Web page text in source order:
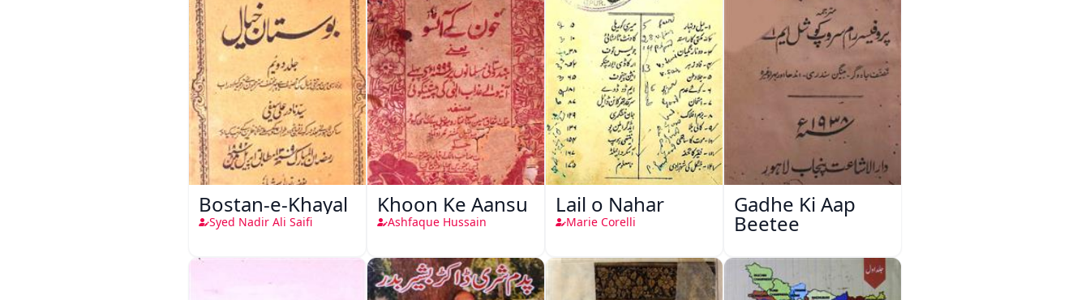
Bostan-e-Khayal
Syed Nadir Ali Saifi
Khoon Ke Aansu
Ashfaque Hussain
Lail o Nahar
Marie Corelli
Gadhe Ki Aap
Beetee